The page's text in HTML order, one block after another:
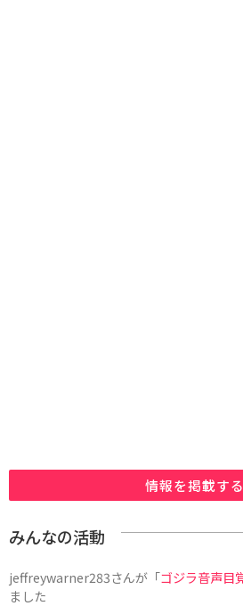
情報を掲載する
みんなの活動
jeffreywarner283さんが「ゴジラ音声目
ました